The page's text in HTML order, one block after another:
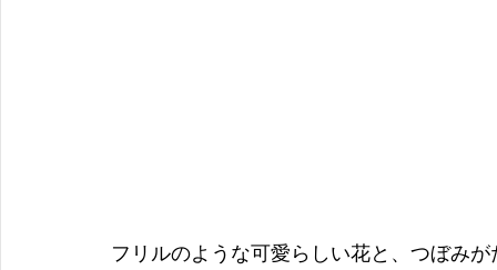
フリルのような可愛らしい花と、つぼみが